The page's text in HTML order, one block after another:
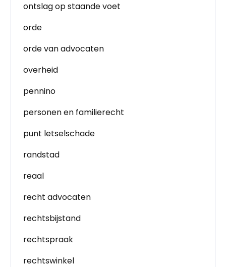
ontslag op staande voet
orde
orde van advocaten
overheid
pennino
personen en familierecht
punt letselschade
randstad
reaal
recht advocaten
rechtsbijstand
rechtspraak
rechtswinkel